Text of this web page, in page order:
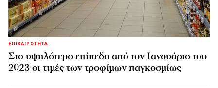
ΕΠΙΚΑΙΡΟΤΗΤΑ
Στο υψηλότερο επίπεδο από τον Ιανουάριο του
2023 οι τιμές των τροφίμων παγκοσμίως